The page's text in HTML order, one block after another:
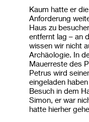
Kaum hatte er
Anforderung
Haus zu
entfernt lag – an
wissen wir nicht
Archäologie. In
Mauerreste des
Petrus wird
eingeladen
Besuch in dem
Simon, er war
hatte hierher